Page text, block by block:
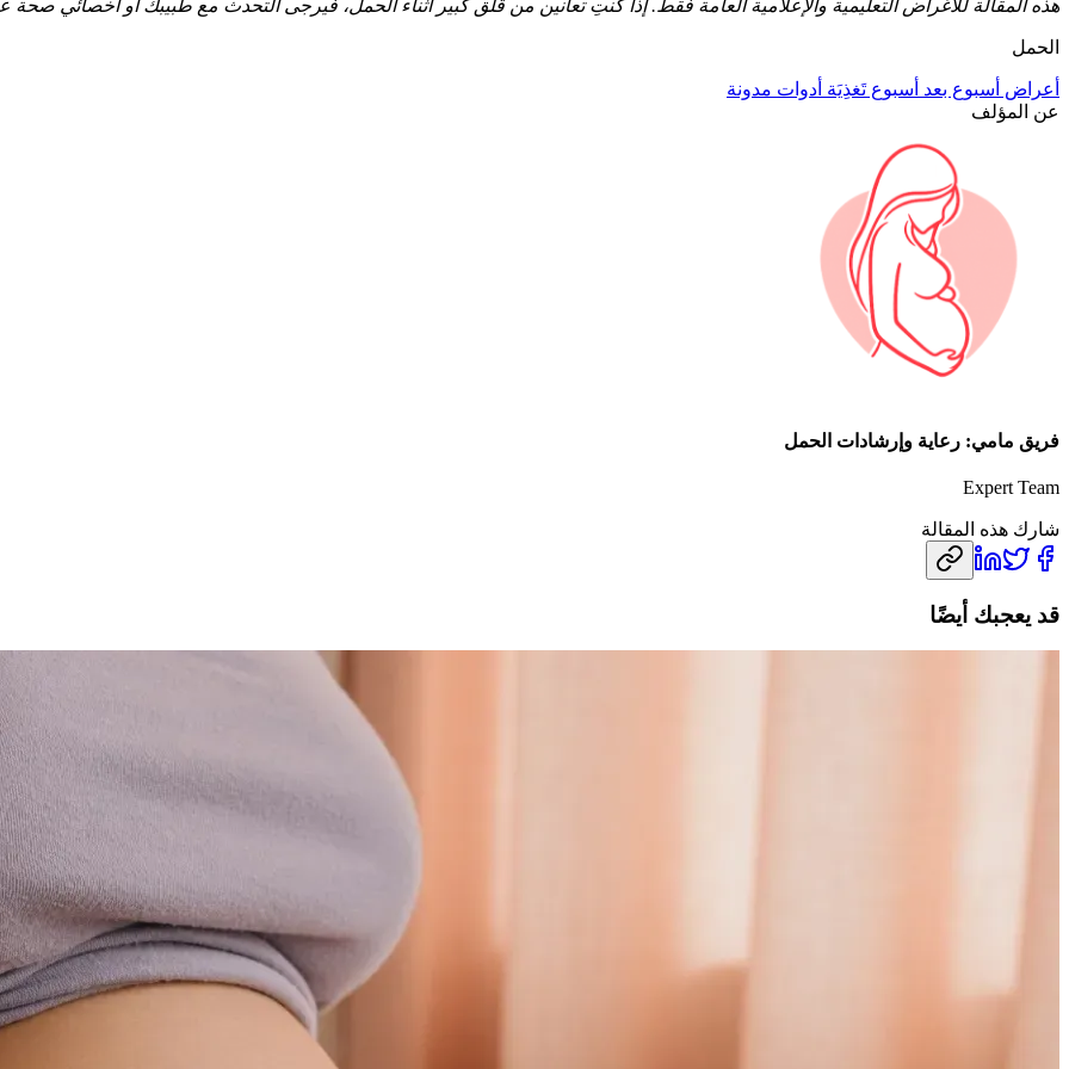
هذه المقالة للأغراض التعليمية والإعلامية العامة فقط. إذا كنتِ تعانين من قلق كبير أثناء الحمل، فيرجى التحدث مع طبيبك أو أخصائي صحة
الحمل
أعراض أسبوع بعد أسبوعتَغذِيَة أدوات مدونة
عن المؤلف
فريق مامي: رعاية وإرشادات الحمل
Expert Team
شارك هذه المقالة
قد يعجبك أيضًا